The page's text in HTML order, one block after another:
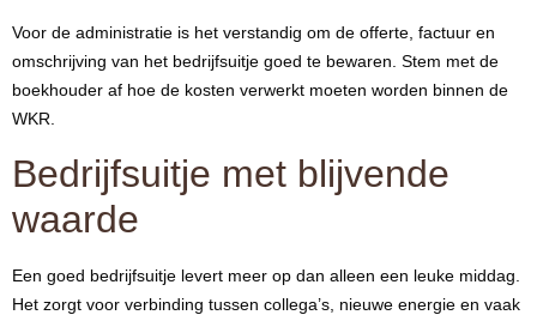
Voor de administratie is het verstandig om de offerte, factuur en
omschrijving van het bedrijfsuitje goed te bewaren. Stem met de
boekhouder af hoe de kosten verwerkt moeten worden binnen de
WKR.
Bedrijfsuitje met blijvende
waarde
Een goed bedrijfsuitje levert meer op dan alleen een leuke middag.
Het zorgt voor verbinding tussen collega’s, nieuwe energie en vaak